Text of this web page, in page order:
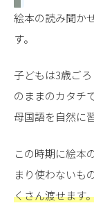
絵本の読み聞かせ
す。
子どもは3歳ご
のままのカタチ
母国語を自然に
この時期に絵本
まり使わないも
くさん渡せます